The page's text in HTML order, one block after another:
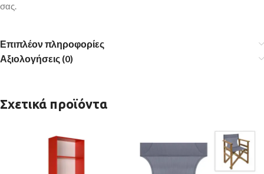
σας.
Επιπλέον πληροφορίες
Αξιολογήσεις (0)
Σχετικά προϊόντα